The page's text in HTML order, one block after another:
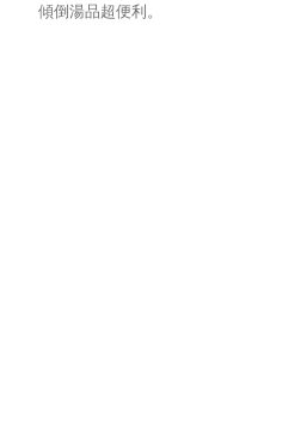
傾倒湯品超便利。